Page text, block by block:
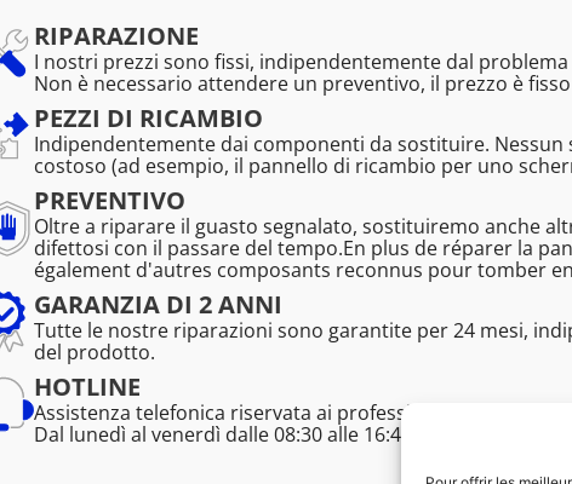
RIPARAZIONE
I nostri prezzi sono fissi, indipendentemente dal
Non è necessario attendere un preventivo, il prezzo è
PEZZI DI RICAMBIO
Indipendentemente dai componenti da sostituire. Nessun
costoso (ad esempio, il pannello di ricambio per uno
PREVENTIVO
Oltre a riparare il guasto segnalato, sostituiremo anche
difettosi con il passare del tempo.En plus de réparer la
également d'autres composants reconnus pour tomber
GARANZIA DI 2 ANNI
Tutte le nostre riparazioni sono garantite per 24 mesi,
del prodotto.
HOTLINE
Assistenza telefonica riservata ai professionisti (tempi di
Dal lunedì al venerdì dalle 08:30 alle 16:45.